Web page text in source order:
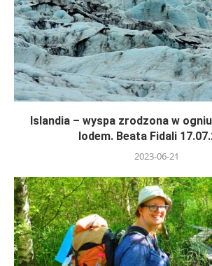
Islandia – wyspa zrodzona w
lodem. Beata Fidali
2023-06-21